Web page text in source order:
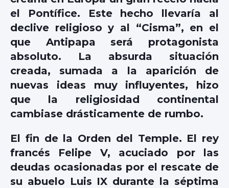
el Pontífice. Este hecho llevaría al
declive religioso y al “Cisma”, en el
que Antipapa será protagonista
absoluto. La absurda situación
creada, sumada a la aparición de
nuevas ideas muy influyentes, hizo
que la religiosidad continental
cambiase drásticamente de rumbo.
El fin de la Orden del Temple. El rey
francés Felipe V, acuciado por las
deudas ocasionadas por el rescate de
su abuelo Luis IX durante la séptima